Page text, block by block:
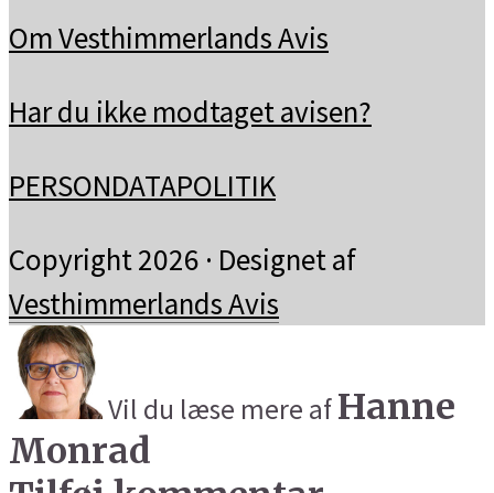
Om Vesthimmerlands Avis
Har du ikke modtaget avisen?
PERSONDATAPOLITIK
Copyright 2026 · Designet af
Vesthimmerlands Avis
Vil du læse mere afHanne
Monrad